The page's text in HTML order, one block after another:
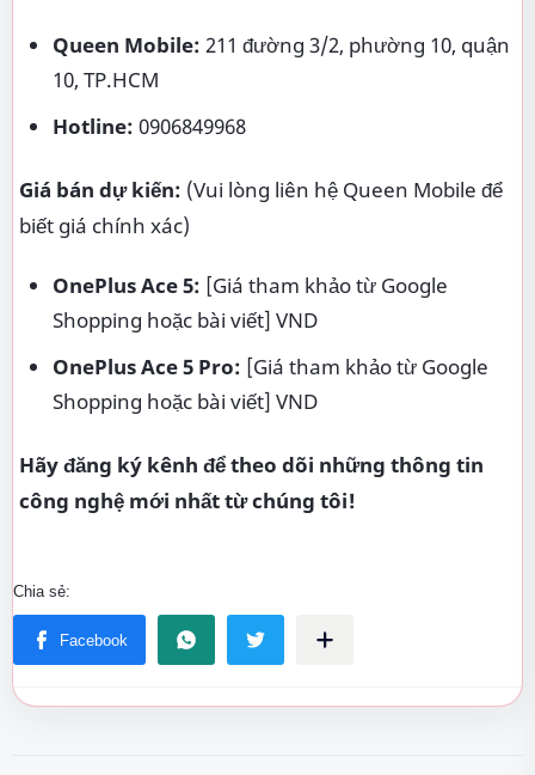
Queen Mobile: 211 đường 3/2, phường 10, quận
10, TP.HCM
Hotline: 0906849968
Giá bán dự kiến: (Vui lòng liên hệ Queen Mobile để
biết giá chính xác)
OnePlus Ace 5: [Giá tham khảo từ Google
Shopping hoặc bài viết] VND
OnePlus Ace 5 Pro: [Giá tham khảo từ Google
Shopping hoặc bài viết] VND
Hãy đăng ký kênh để theo dõi những thông tin
công nghệ mới nhất từ chúng tôi!